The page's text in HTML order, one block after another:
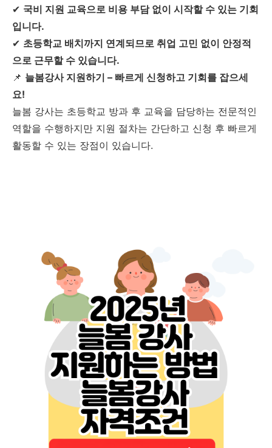
✔ 국비 지원 교육으로 비용 부담 없이 시작할 수 있는 기회
입니다.
✔ 초등학교 배치까지 연계되므로 취업 고민 없이 안정적
으로 근무할 수 있습니다.
📌 늘봄강사 지원하기 – 빠르게 신청하고 기회를 잡으세
요!
늘봄 강사는 초등학교 방과 후 교육을 담당하는 전문적인
역할을 수행하지만 지원 절차는 간단하고 신청 후 빠르게
활동할 수 있는 장점이 있습니다.